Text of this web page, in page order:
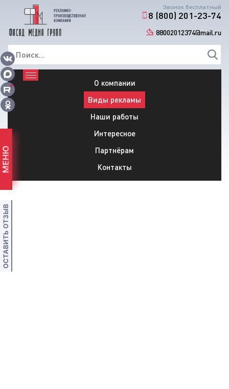
Звонок бесплатный
8 (800) 201-23-74
88002012374@mail.ru
О компании
Виды рекламы
Наши работы
Интересное
Партнёрам
Контакты
МЕНЮ
ОСТАВИТЬ ОТЗЫВ